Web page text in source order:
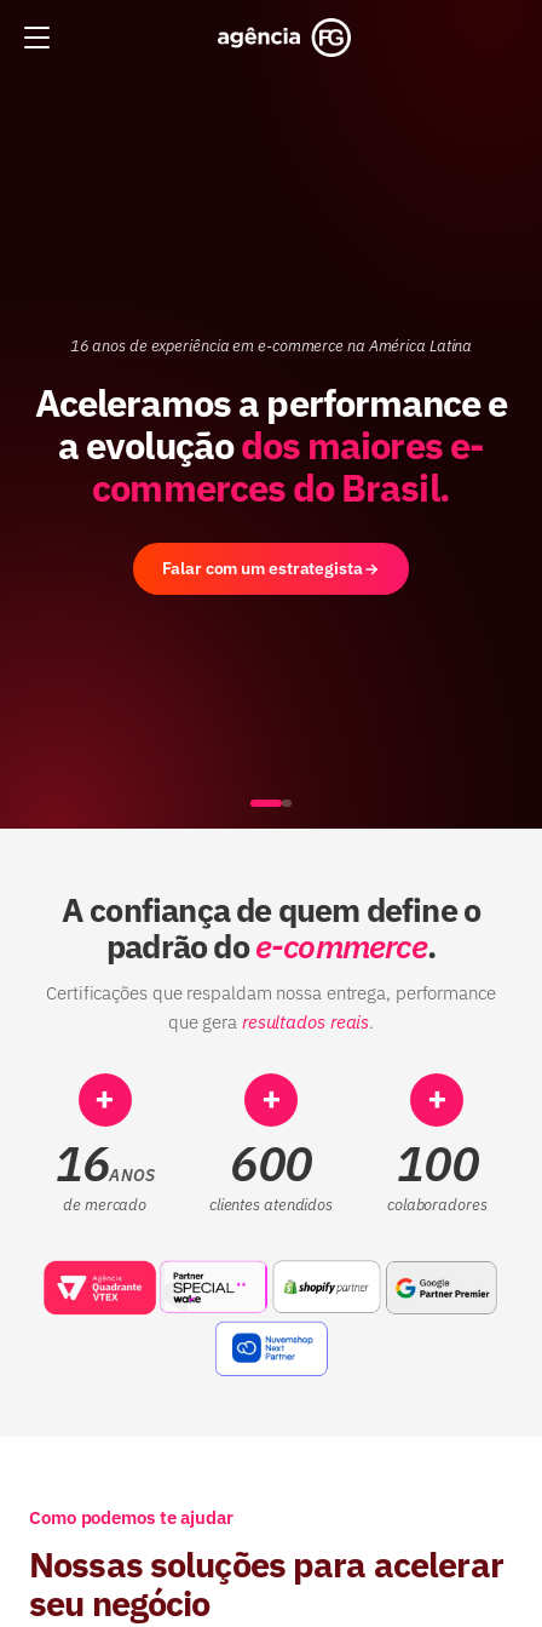
16 anos de experiência em e-commerce na América Latina
Aceleramos a performance e
a evoluçãodos maiores e-
commerces do Brasil.
Falar com um estrategista
A confiança de quem define o
padrão doe-commerce.
Certificações que respaldam nossa entrega, performance
que gera resultados reais.
+
16ANOS
de mercado
+
600
clientes atendidos
+
100
colaboradores
Como podemos te ajudar
Nossas soluções para acelerar
seu negócio